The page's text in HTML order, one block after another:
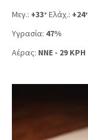
Μεγ.: +33° Ελάχ.: +24°
Υγρασία: 47%
Αέρας: NNE - 29 KPH